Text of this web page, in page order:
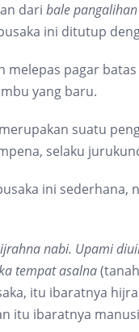
dari bale pangalihan
ini ditutup
pagar
yang baru.
suatu
selaku
ini sederhana,
nabi. Upami
tempat asalna
itu ibaratnya
itu ibaratnya